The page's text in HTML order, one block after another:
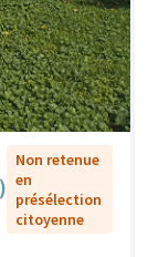
Non retenue
en
présélection
citoyenne